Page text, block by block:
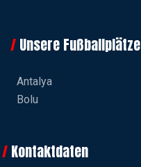
Unsere Fußballplätze
Antalya
Bolu
Kontaktdaten